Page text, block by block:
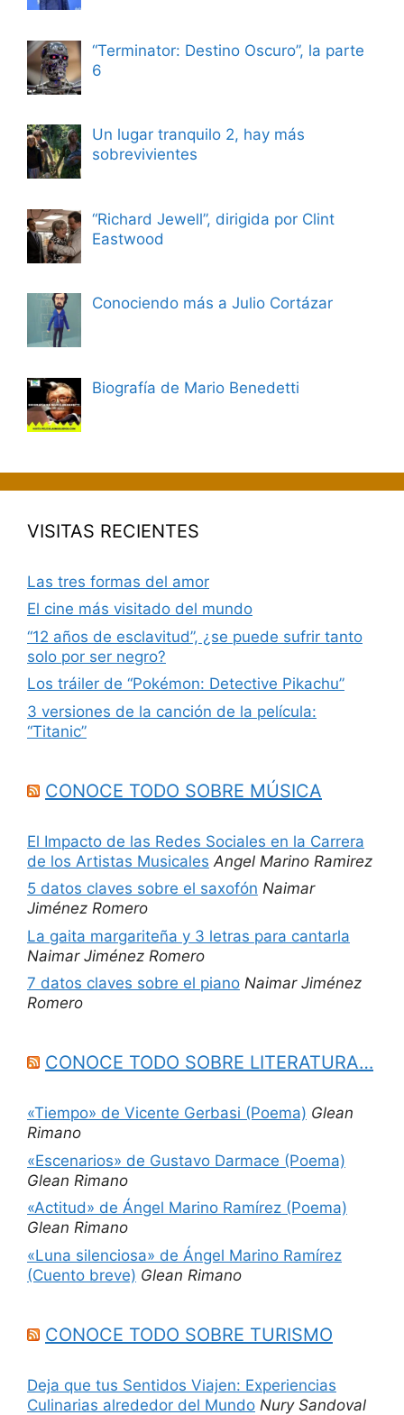
“Terminator: Destino Oscuro”, la parte
6
Un lugar tranquilo 2, hay más
sobrevivientes
“Richard Jewell”, dirigida por Clint
Eastwood
Conociendo más a Julio Cortázar
Biografía de Mario Benedetti
VISITAS RECIENTES
Las tres formas del amor
El cine más visitado del mundo
“12 años de esclavitud”, ¿se puede sufrir tanto
solo por ser negro?
Los tráiler de “Pokémon: Detective Pikachu”
3 versiones de la canción de la película:
“Titanic”
CONOCE TODO SOBRE MÚSICA
El Impacto de las Redes Sociales en la Carrera
de los Artistas Musicales Angel Marino Ramirez
5 datos claves sobre el saxofón Naimar
Jiménez Romero
La gaita margariteña y 3 letras para cantarla
Naimar Jiménez Romero
7 datos claves sobre el piano Naimar Jiménez
Romero
CONOCE TODO SOBRE LITERATURA…
«Tiempo» de Vicente Gerbasi (Poema) Glean
Rimano
«Escenarios» de Gustavo Darmace (Poema)
Glean Rimano
«Actitud» de Ángel Marino Ramírez (Poema)
Glean Rimano
«Luna silenciosa» de Ángel Marino Ramírez
(Cuento breve) Glean Rimano
CONOCE TODO SOBRE TURISMO
Deja que tus Sentidos Viajen: Experiencias
Culinarias alrededor del Mundo Nury Sandoval